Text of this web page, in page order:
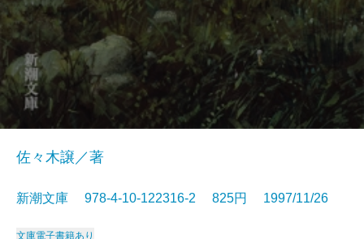
佐々木譲／著
新潮文庫 978-4-10-122316-2 825円 1997/11/26
文庫電子書籍あり